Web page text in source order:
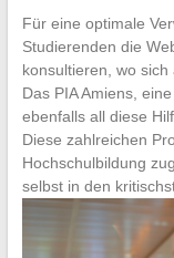
Für eine optimale
Studierenden die
konsultieren, wo
Das PIA Amiens,
ebenfalls all diese
Diese zahlreichen
Hochschulbildung
selbst in den